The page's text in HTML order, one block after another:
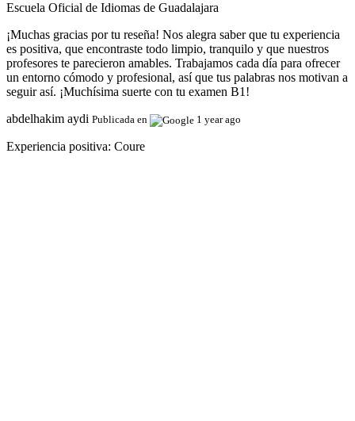
Escuela Oficial de Idiomas de Guadalajara
¡Muchas gracias por tu reseña! Nos alegra saber que tu experiencia
es positiva, que encontraste todo limpio, tranquilo y que nuestros
profesores te parecieron amables. Trabajamos cada día para ofrecer
un entorno cómodo y profesional, así que tus palabras nos motivan a
seguir así. ¡Muchísima suerte con tu examen B1!
abdelhakim aydi Publicada en 1 year ago
Experiencia positiva: Coure